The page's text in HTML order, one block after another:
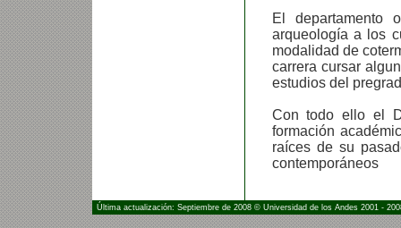
El departamento
arqueología a los
modalidad de
carrera cursar
estudios del
Con todo ello el
formación
raíces de su
contemporáneos
Última actualización: Septiembre de 2008 © Universidad de los Andes 2001 -